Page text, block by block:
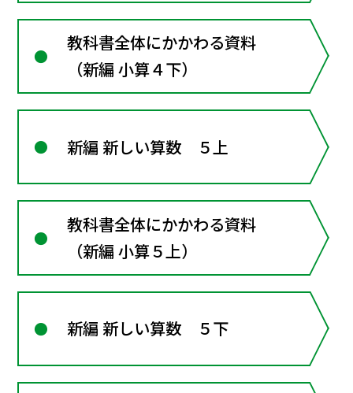
教科書全体にかかわる資料
（新編 小算４下）
新編 新しい算数 ５上
教科書全体にかかわる資料
（新編 小算５上）
新編 新しい算数 ５下